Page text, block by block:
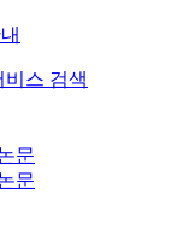
스 검색
문
문